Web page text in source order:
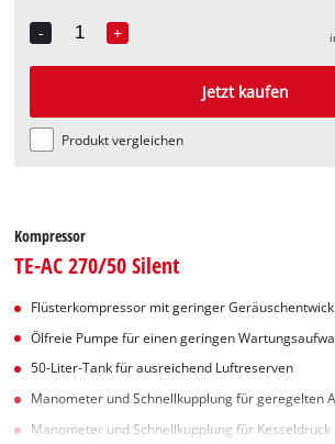
-
Quantity
+
Jetzt kaufen
Produkt vergleichen
Kompressor
TE-AC 270/50 Silent
Flüsterkompressor mit geringer
Ölfreie Pumpe für einen geringen
50-Liter-Tank für ausreichend Luftreserven
Manometer und Schnellkupplung für geregelten
Manometer und Schnellkupplung für Kesseldruck